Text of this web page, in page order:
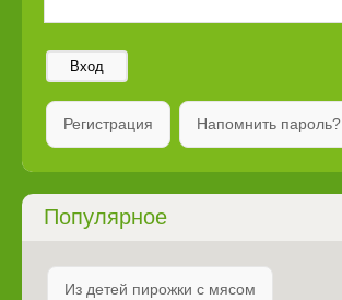
Вход
Регистрация Напомнить пароль?
Популярное
Из детей пирожки с мясом